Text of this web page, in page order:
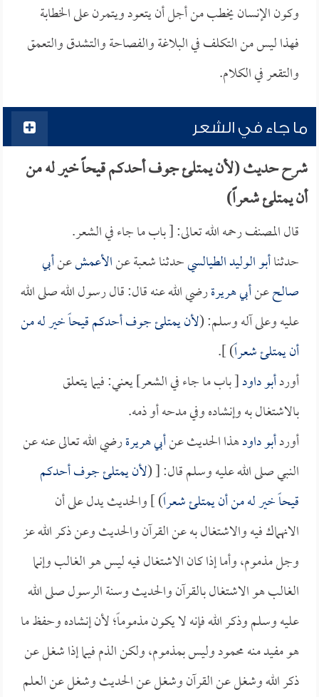
وكون الإنسان يخطب من أجل أن يتعود ويتمرن على الخطابة
فهذا ليس من التكلف في البلاغة والفصاحة والتشدق والتعمق
والتقعر في الكلام.
ما جاء في الشعر
شرح حديث (لأن يمتلئ جوف أحدكم قيحاً خير له من
أن يمتلئ شعراً)
قال المصنف رحمه الله تعالى: [ باب ما جاء في الشعر.
حدثناأبو الوليد الطيالسيحدثنا شعبة عنالأعمشعنأبي
صالحعنأبي هريرةرضي الله عنه قال: قال رسول الله صلى الله
عليه وعلى آله وسلم: (لأن يمتلئ جوف أحدكم قيحاً خير له من
أن يمتلئ شعراً) ].
أوردأبو داود[ باب ما جاء في الشعر] يعني: فيما يتعلق
بالاشتغال به وإنشاده وفي مدحه أو ذمه.
أوردأبو داودهذا الحديث عنأبي هريرةرضي الله تعالى عنه عن
النبي صلى الله عليه وسلم قال: [ (لأن يمتلئ جوف أحدكم
قيحاً خير له من أن يمتلئ شعراً) ] والحديث يدل على أن
الانهماك فيه والاشتغال به عن القرآن والحديث وعن ذكر الله عز
وجل مذموم، وأما إذا كان الاشتغال فيه ليس هو الغالب وإنما
الغالب هو الاشتغال بالقرآن والحديث وسنة الرسول صلى الله
عليه وسلم وذكر الله فإنه لا يكون مذموماً؛ لأن إنشاده وحفظ ما
هو مفيد منه محمود وليس بمذموم، ولكن الذم فيما إذا شغل عن
ذكر الله وشغل عن القرآن وشغل عن الحديث وشغل عن العلم